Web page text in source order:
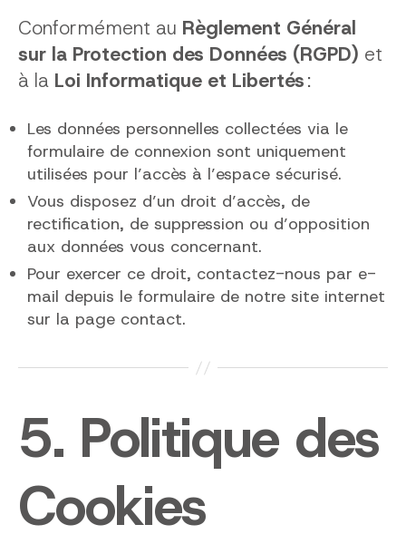
Conformément au Règlement Général
sur la Protection des Données (RGPD) et
à la Loi Informatique et Libertés:
Les données personnelles collectées via le
formulaire de connexion sont uniquement
utilisées pour l’accès à l’espace sécurisé.
Vous disposez d’un droit d’accès, de
rectification, de suppression ou d’opposition
aux données vous concernant.
Pour exercer ce droit, contactez-nous par e-
mail depuis le formulaire de notre site internet
sur la page contact.
5. Politique des
Cookies